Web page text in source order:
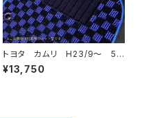
トヨタ カムリ H23/9〜 5
0/70系 フロアマット一式 カ
ーマット スタンダードタイプ
¥13,750